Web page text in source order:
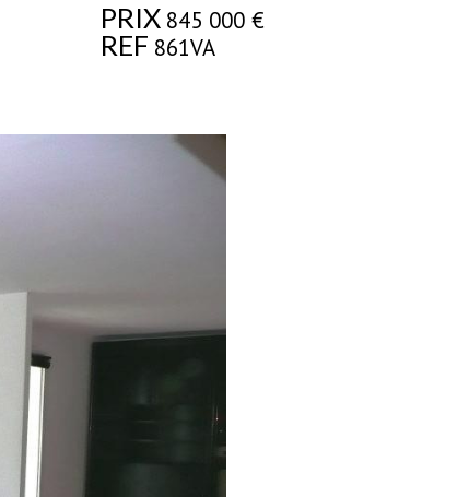
PRIX 845 000 €
REF 861VA